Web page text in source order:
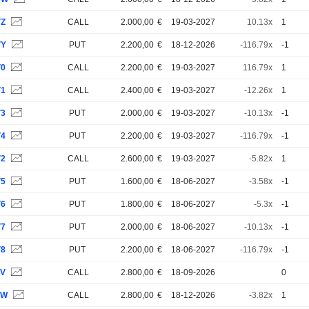
CALL 2.000,00 € 19-03-2027 10.13x 1
PUT 2.200,00 € 18-12-2026 -116.79x -1
CALL 2.200,00 € 19-03-2027 116.79x 1
CALL 2.400,00 € 19-03-2027 -12.26x 1
PUT 2.000,00 € 19-03-2027 -10.13x -1
PUT 2.200,00 € 19-03-2027 -116.79x -1
CALL 2.600,00 € 19-03-2027 -5.82x 1
PUT 1.600,00 € 18-06-2027 -3.58x -1
PUT 1.800,00 € 18-06-2027 -5.3x -1
PUT 2.000,00 € 18-06-2027 -10.13x -1
PUT 2.200,00 € 18-06-2027 -116.79x -1
CALL 2.800,00 € 18-09-2026 0
CALL 2.800,00 € 18-12-2026 -3.82x 1